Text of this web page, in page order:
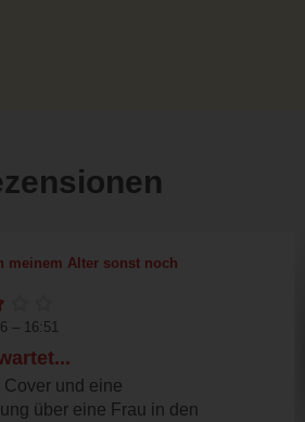
meinem Alter sonst noch
– 16:51
Cover und eine
über eine Frau in den